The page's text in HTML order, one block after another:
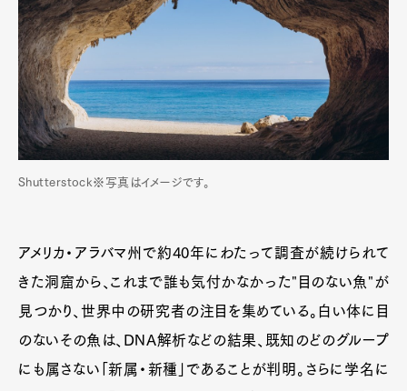
Shutterstock※写真はイメージです。
アメリカ・アラバマ州で約40年にわたって調査が続けられて
きた洞窟から、これまで誰も気付かなかった"目のない魚"が
見つかり、世界中の研究者の注目を集めている。白い体に目
のないその魚は、DNA解析などの結果、既知のどのグループ
にも属さない「新属・新種」であることが判明。さらに学名に